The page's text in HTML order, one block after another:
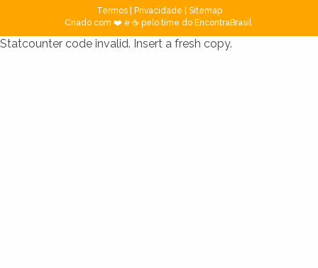
Termos| Privacidade
Sitemap
Criado com ❤️ e ☕ pelo time do EncontraBrasil
Statcounter code invalid. Insert a fresh copy.